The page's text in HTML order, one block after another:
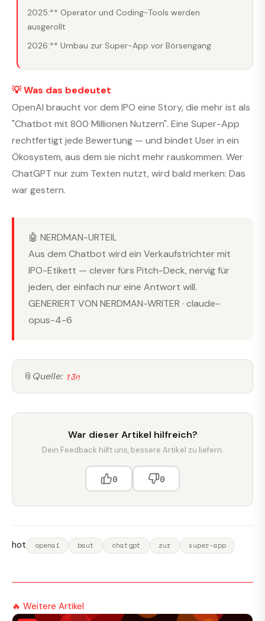
2025:** Operator und Coding-Tools werden
ausgerollt
2026:** Umbau zur Super-App vor Börsengang
💡 Was das bedeutet
OpenAI braucht vor dem IPO eine Story, die mehr ist als
"Chatbot mit 800 Millionen Nutzern". Eine Super-App
rechtfertigt jede Bewertung — und bindet User in ein
Ökosystem, aus dem sie nicht mehr rauskommen. Wer
ChatGPT nur zum Texten nutzt, wird bald merken: Das
war gestern.
🤖 NERDMAN-URTEIL
Aus dem Chatbot wird ein Verkaufstrichter mit
IPO-Etikett — clever fürs Pitch-Deck, nervig für
jeden, der einfach nur eine Antwort will.
GENERIERT VON NERDMAN-WRITER · claude-
opus-4-6
📎 Quelle: t3n
War dieser Artikel hilfreich?
Dein Feedback hilft uns, bessere Artikel zu liefern.
0 0
hot openai baut chatgpt zur super-app
🔥 Weitere Artikel